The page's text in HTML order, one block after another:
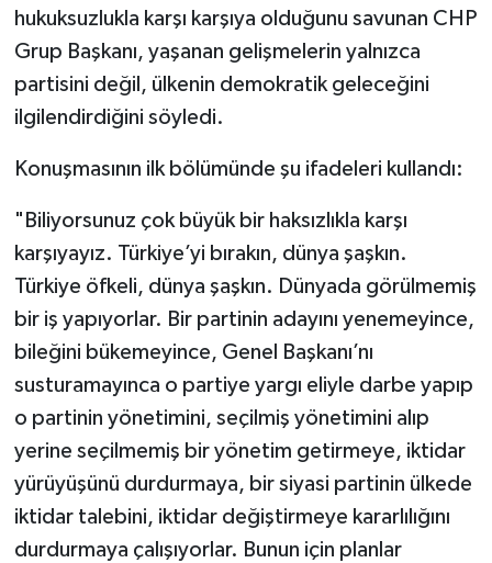
hukuksuzlukla karşı karşıya olduğunu savunan CHP
Grup Başkanı, yaşanan gelişmelerin yalnızca
partisini değil, ülkenin demokratik geleceğini
ilgilendirdiğini söyledi.
Konuşmasının ilk bölümünde şu ifadeleri kullandı:
"Biliyorsunuz çok büyük bir haksızlıkla karşı
karşıyayız. Türkiye’yi bırakın, dünya şaşkın.
Türkiye öfkeli, dünya şaşkın. Dünyada görülmemiş
bir iş yapıyorlar. Bir partinin adayını yenemeyince,
bileğini bükemeyince, Genel Başkanı’nı
susturamayınca o partiye yargı eliyle darbe yapıp
o partinin yönetimini, seçilmiş yönetimini alıp
yerine seçilmemiş bir yönetim getirmeye, iktidar
yürüyüşünü durdurmaya, bir siyasi partinin ülkede
iktidar talebini, iktidar değiştirmeye kararlılığını
durdurmaya çalışıyorlar. Bunun için planlar